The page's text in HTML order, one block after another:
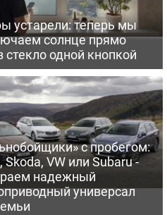
устарели: теперь мы
солнце прямо
стекло одной кнопкой
с пробегом:
Skoda, VW или Subaru -
надежный
универсал